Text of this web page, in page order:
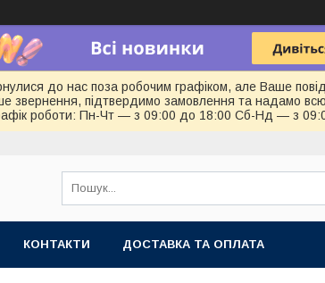
до нас поза робочим графіком, але Ваше
звернення, підтвердимо замовлення та надамо
роботи: Пн-Чт — з 09:00 до 18:00 Сб-Нд — з
КОНТАКТИ ДОСТАВКА ТА ОПЛАТА